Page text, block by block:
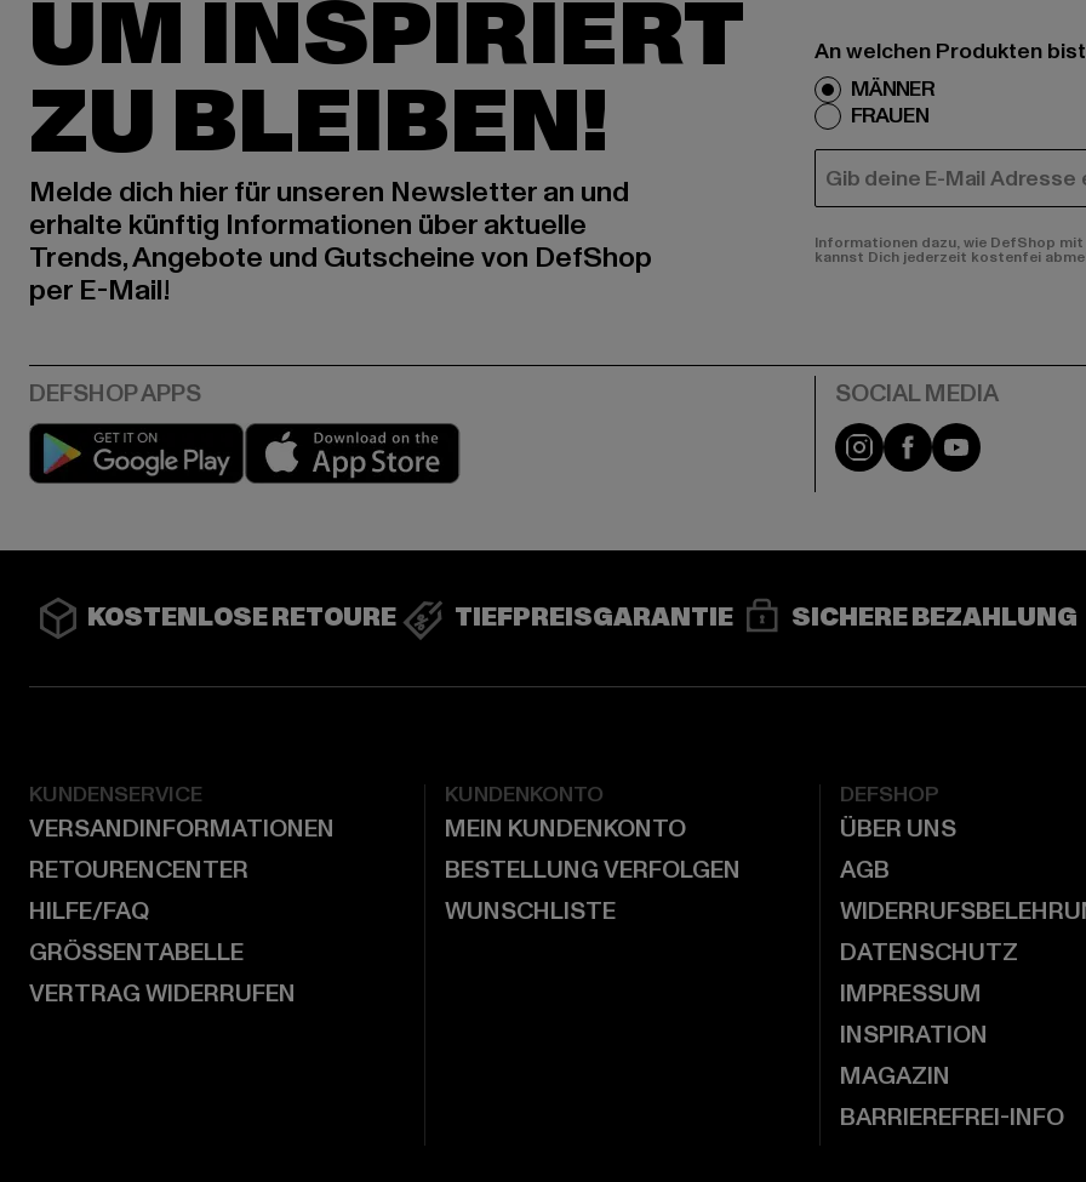
UM INSPIRIERT
ZU BLEIBEN!
Melde dich hier für unseren Newsletter an und
erhalte künftig Informationen über aktuelle
Trends, Angebote und Gutscheine von DefShop
per E-Mail!
An welchen Produkten
MÄNNER
FRAUEN
E-MAIL
Informationen dazu, wie DefShop
kannst Dich jederzeit kostenfei
Play market Instagram
FacebookYouTube
KOSTENLOSE RETOURE TIEFPREISGARANTIE SICHERE BEZAHLUNG
KUNDENSERVICE
VERSANDINFORMATIONEN
RETOURENCENTER
HILFE/FAQ
GRÖSSENTABELLE
VERTRAG WIDERRUFEN
KUNDENKONTO
MEIN KUNDENKONTO
BESTELLUNG VERFOLGEN
WUNSCHLISTE
DEFSHOP
ÜBER UNS
AGB
DATENSCHUTZ
IMPRESSUM
INSPIRATION
MAGAZIN
BARRIEREFREI-INFO